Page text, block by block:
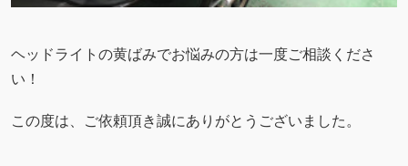
ヘッドライトの黄ばみでお悩みの方は一度ご相談くださ
い！
この度は、ご依頼頂き誠にありがとうございました。